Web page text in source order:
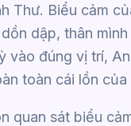
Thư. Biểu cảm
dập, thân
vào đúng vị trí,
toàn cái lồn
quan sát biểu